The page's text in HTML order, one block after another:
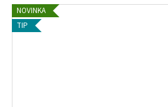
NOVINKA
TIP